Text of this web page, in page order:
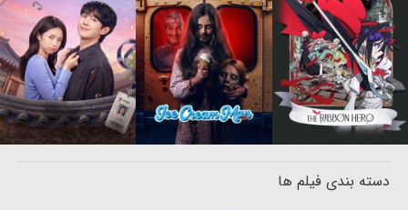
دسته بندی فیلم ها